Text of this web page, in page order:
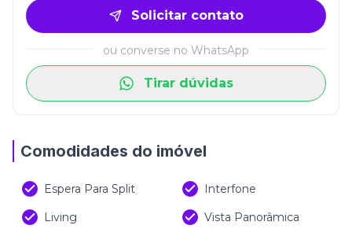
une moradia, mobilidade e infraestrutura
inteligente em um dos endereços mais valorizados
do litoral catarinense. Mais do que um imóvel, este
apartamento representa um novo estilo de vida,
ideal para quem deseja morar ou investir em um
Solicitar contato
ou converse no WhatsApp
Tirar dúvidas
Comodidades do imóvel
Espera Para Split
Interfone
Living
Vista Panorâmica